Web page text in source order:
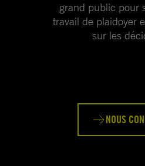
grand public pour
travail de plaidoyer
sur les
NOUS